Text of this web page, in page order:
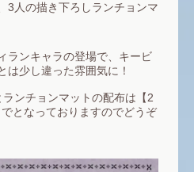
3人の描き下ろしランチョンマ
ランキャラの登場で、キービ
は少し違った雰囲気に！
ンチョンマットの配布は【2
となっておりますのでどうぞ